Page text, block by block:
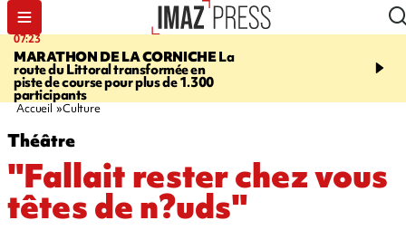
07:23
MARATHON DE LA CORNICHELa
route du Littoral transformée en
piste de course pour plus de 1.300
participants
08:37
braderie de l'océan
Accueil Culture
Théâtre
"Fallait rester chez vous
têtes de n?uds"